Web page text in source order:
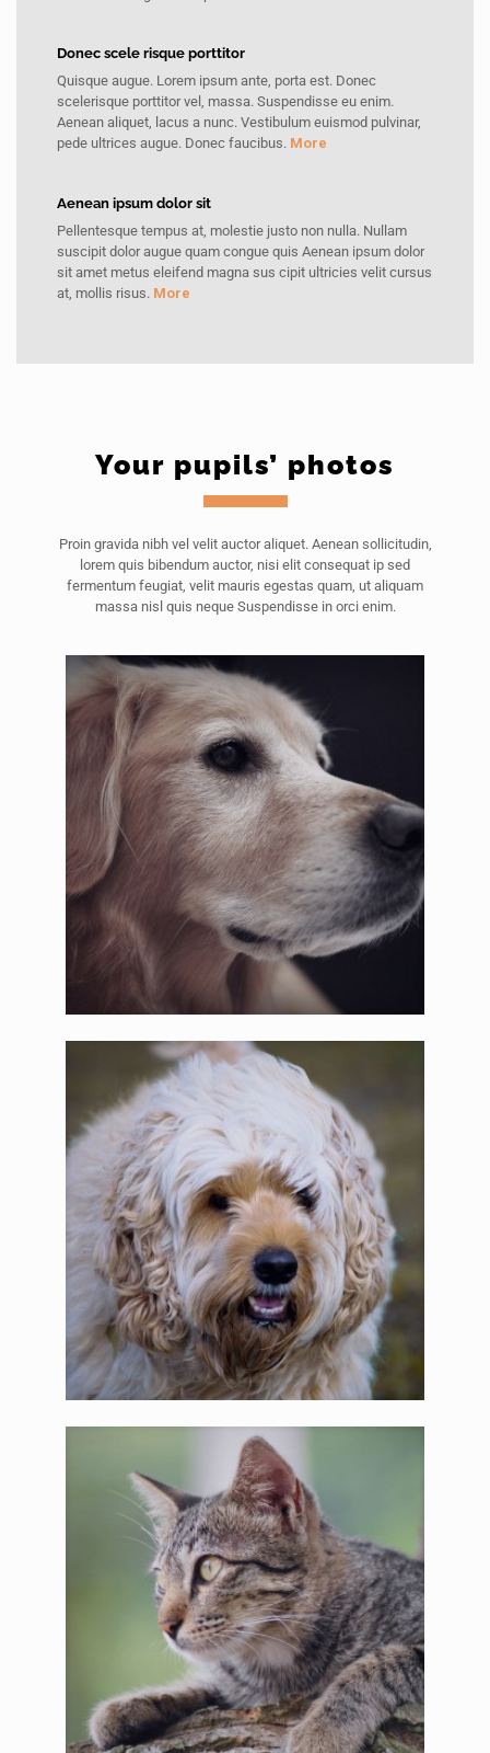
Donec scele risque porttitor
Quisque augue. Lorem ipsum ante, porta est. Donec
scelerisque porttitor vel, massa. Suspendisse eu enim.
Aenean aliquet, lacus a nunc. Vestibulum euismod pulvinar,
pede ultrices augue. Donec faucibus. More
Aenean ipsum dolor sit
Pellentesque tempus at, molestie justo non nulla. Nullam
suscipit dolor augue quam congue quis Aenean ipsum dolor
sit amet metus eleifend magna sus cipit ultricies velit cursus
at, mollis risus. More
Your pupils’ photos
Proin gravida nibh vel velit auctor aliquet. Aenean sollicitudin,
lorem quis bibendum auctor, nisi elit consequat ip sed
fermentum feugiat, velit mauris egestas quam, ut aliquam
massa nisl quis neque Suspendisse in orci enim.